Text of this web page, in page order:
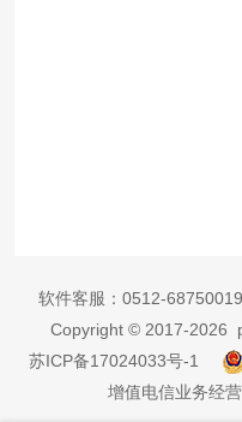
软件客服： 0512-68750019
Copyright © 2017-2026
苏ICP备17024033号-1
增值电信业务经